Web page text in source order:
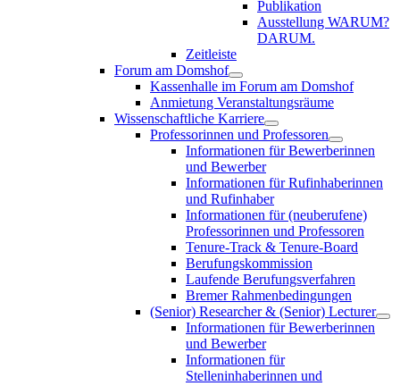
Publikation
Ausstellung WARUM?
DARUM.
Zeitleiste
Forum am Domshof
Kassenhalle im Forum am Domshof
Anmietung Veranstaltungsräume
Wissenschaftliche Karriere
Professorinnen und Professoren
Informationen für Bewerberinnen
und Bewerber
Informationen für Rufinhaberinnen
und Rufinhaber
Informationen für (neuberufene)
Professorinnen und Professoren
Tenure-Track & Tenure-Board
Berufungskommission
Laufende Berufungsverfahren
Bremer Rahmenbedingungen
(Senior) Researcher & (Senior) Lecturer
Informationen für Bewerberinnen
und Bewerber
Informationen für
Stelleninhaberinnen und